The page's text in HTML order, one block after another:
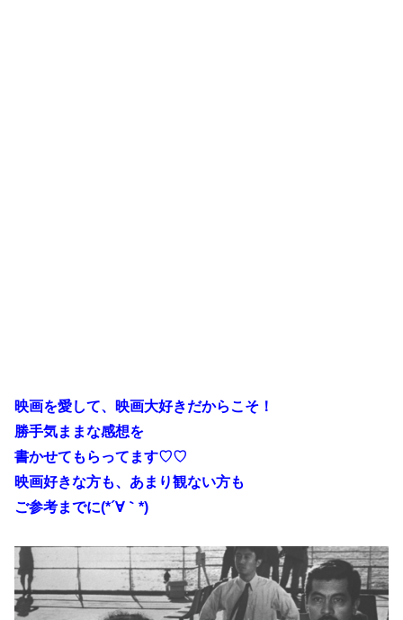
映画を愛して、映画大好きだからこそ！
勝手気ままな感想を
書かせてもらってます♡♡
映画好きな方も、あまり観ない方も
ご参考までに(*´∀｀*)